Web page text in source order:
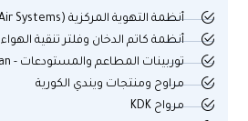
أنظمة التهوية المركزية (Fresh Air Systems)
أنظمة كاتم الدخان وفلتر تنقية الهواء
توربينات المطاعم والمستودعات - Suction Fan
مراوح ومنتجات ويندي الكورية
مرواح KDK